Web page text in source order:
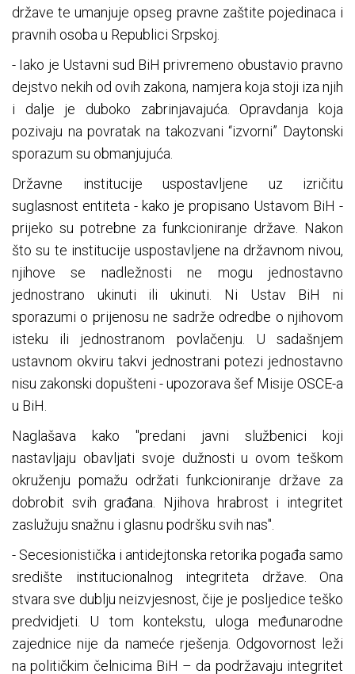
države te umanjuje opseg pravne zaštite pojedinaca i
pravnih osoba u Republici Srpskoj.
- Iako je Ustavni sud BiH privremeno obustavio pravno
dejstvo nekih od ovih zakona, namjera koja stoji iza njih
i dalje je duboko zabrinjavajuća. Opravdanja koja
pozivaju na povratak na takozvani “izvorni” Daytonski
sporazum su obmanjujuća.
Državne institucije uspostavljene uz izričitu
suglasnost entiteta - kako je propisano Ustavom BiH -
prijeko su potrebne za funkcioniranje države. Nakon
što su te institucije uspostavljene na državnom nivou,
njihove se nadležnosti ne mogu jednostavno
jednostrano ukinuti ili ukinuti. Ni Ustav BiH ni
sporazumi o prijenosu ne sadrže odredbe o njihovom
isteku ili jednostranom povlačenju. U sadašnjem
ustavnom okviru takvi jednostrani potezi jednostavno
nisu zakonski dopušteni - upozorava šef Misije OSCE-a
u BiH.
Naglašava kako "predani javni službenici koji
nastavljaju obavljati svoje dužnosti u ovom teškom
okruženju pomažu održati funkcioniranje države za
dobrobit svih građana. Njihova hrabrost i integritet
zaslužuju snažnu i glasnu podršku svih nas".
- Secesionistička i antidejtonska retorika pogađa samo
središte institucionalnog integriteta države. Ona
stvara sve dublju neizvjesnost, čije je posljedice teško
predvidjeti. U tom kontekstu, uloga međunarodne
zajednice nije da nameće rješenja. Odgovornost leži
na političkim čelnicima BiH – da podržavaju integritet